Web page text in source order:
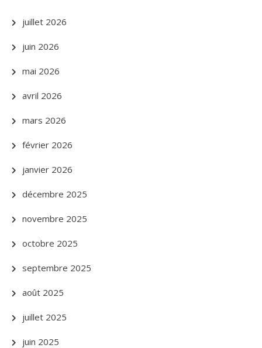
juillet 2026
juin 2026
mai 2026
avril 2026
mars 2026
février 2026
janvier 2026
décembre 2025
novembre 2025
octobre 2025
septembre 2025
août 2025
juillet 2025
juin 2025